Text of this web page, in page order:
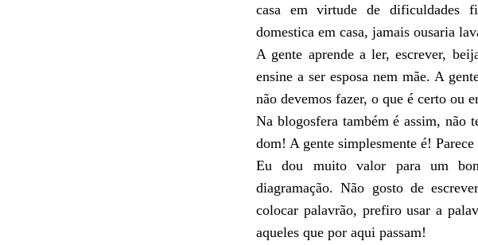
casa em virtude de dificuldades
domestica em casa, jamais ousaria
A gente aprende a ler, escrever,
ensine a ser esposa nem mãe. A
não devemos fazer, o que é certo ou
Na blogosfera também é assim, não
dom! A gente simplesmente é!
Eu dou muito valor para um
diagramação. Não gosto de
colocar palavrão, prefiro usar a
aqueles que por aqui passam!